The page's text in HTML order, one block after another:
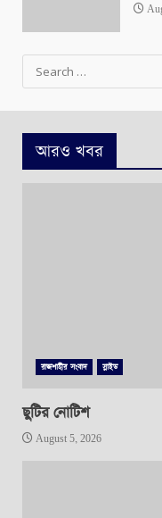
Search
for:
আরও খবর
রাজশাহীর সংবাদ স্লাইড
ছুটির নোটিশ
August 5, 2026